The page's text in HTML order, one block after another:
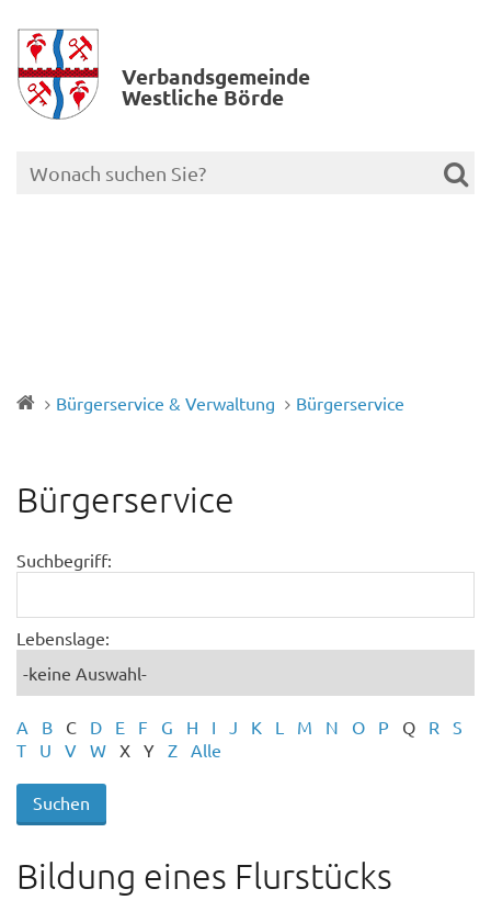
Verbands­gemeinde
Westliche Börde
Bürgerservice & Verwaltung Bürgerservice
Bürgerservice
Suchbegriff:
Lebenslage:
A B C D E F G H I J K L M N O P Q R
S
T
U V W X Y Z Alle
Bildung eines Flurstücks